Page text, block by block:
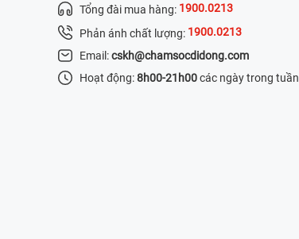
Tổng đài mua hàng: 1900.0213
Phản ánh chất lượng: 1900.0213
Email:cskh@chamsocdidong.com
Hoạt động:8h00-21h00các ngày trong tuần